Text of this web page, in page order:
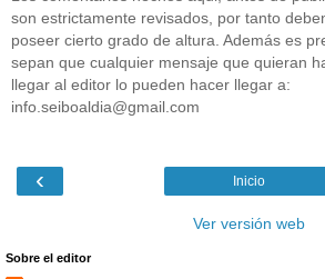
son estrictamente revisados, por tanto
poseer cierto grado de altura. Además es
sepan que cualquier mensaje que quieran
llegar al editor lo pueden hacer llegar a:
info.seiboaldia@gmail.com
‹ Inicio
Ver versión web
Sobre el editor